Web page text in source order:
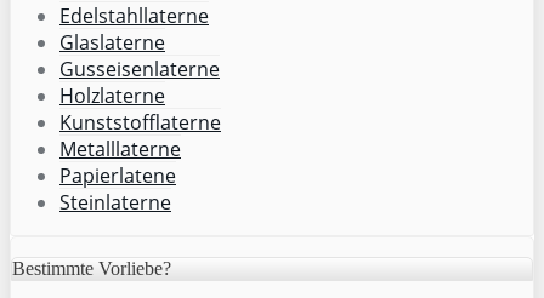
Edelstahllaterne
Glaslaterne
Gusseisenlaterne
Holzlaterne
Kunststofflaterne
Metalllaterne
Papierlatene
Steinlaterne
Bestimmte Vorliebe?